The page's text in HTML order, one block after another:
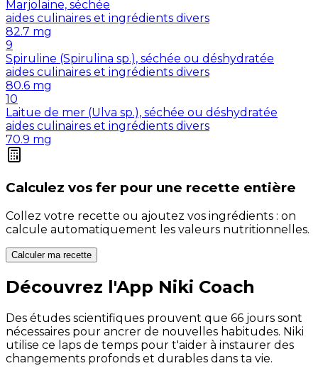
Marjolaine, séchée
aides culinaires et ingrédients divers
82.7 mg
9
Spiruline (Spirulina sp.), séchée ou déshydratée
aides culinaires et ingrédients divers
80.6 mg
10
Laitue de mer (Ulva sp.), séchée ou déshydratée
aides culinaires et ingrédients divers
70.9 mg
Calculez vos fer pour une recette entière
Collez votre recette ou ajoutez vos ingrédients : on
calcule automatiquement les valeurs nutritionnelles.
Calculer ma recette
Découvrez l'App Niki Coach
Des études scientifiques prouvent que 66 jours sont
nécessaires pour ancrer de nouvelles habitudes. Niki
utilise ce laps de temps pour t'aider à instaurer des
changements profonds et durables dans ta vie.